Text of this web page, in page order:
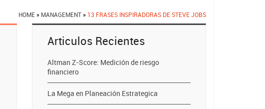
HOME » MANAGEMENT » 13 FRASES INSPIRADORAS DE STEVE JOBS
Articulos Recientes
Altman Z-Score: Medición de riesgo
financiero
La Mega en Planeación Estrategica